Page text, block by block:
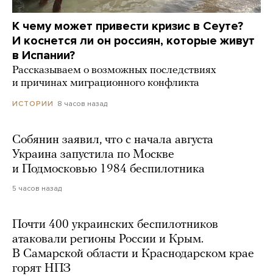
К чему может привести кризис в Сеуте?
И коснется ли он россиян, которые живут
в Испании?
Рассказываем о возможных последствиях
и причинах миграционного конфликта
ИСТОРИИ 8 часов назад
Собянин заявил, что с начала августа
Украина запустила по Москве
и Подмосковью 1984 беспилотника
5 часов назад
Почти 400 украинских беспилотников
атаковали регионы России и Крым.
В Самарской области и Краснодарском крае
горят НПЗ